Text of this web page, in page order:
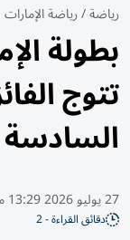
رياضة/رياضة الإمارات
بطولة
تتوج
السادسة
27 يوليو 2026 13:29 مساء
دقائق القراءة - 2